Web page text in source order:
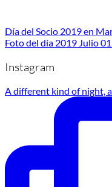
Día del Socio 2019 en
Foto del día 2019 Julio
Instagram
A different kind of night,